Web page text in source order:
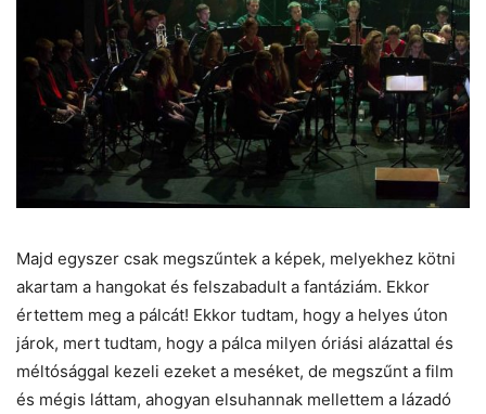
Majd egyszer csak megszűntek a képek, melyekhez kötni
akartam a hangokat és felszabadult a fantáziám. Ekkor
értettem meg a pálcát! Ekkor tudtam, hogy a helyes úton
járok, mert tudtam, hogy a pálca milyen óriási alázattal és
méltósággal kezeli ezeket a meséket, de megszűnt a film
és mégis láttam, ahogyan elsuhannak mellettem a lázadó